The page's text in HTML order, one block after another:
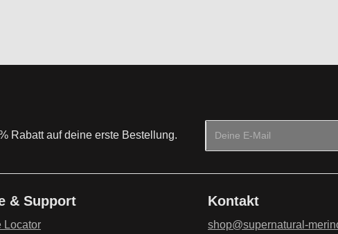
Rabatt auf deine erste Bestellung.
genommen und die
einverstanden.*
Die mit einem Stern (*)
& Support
Locator
Kontakt
shop@supernatural-